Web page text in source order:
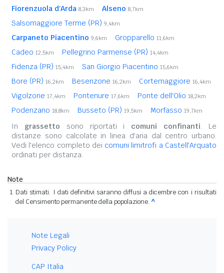
Fiorenzuola d'Arda 8,3km Alseno 8,7km
Salsomaggiore Terme (PR) 9,4km
Carpaneto Piacentino 9,6km Gropparello 11,6km
Cadeo 12,5km Pellegrino Parmense (PR) 14,4km
Fidenza (PR) 15,4km San Giorgio Piacentino 15,6km
Bore (PR) 16,2km Besenzone 16,2km Cortemaggiore 16,4km
Vigolzone 17,4km Pontenure 17,6km Ponte dell'Olio 18,2km
Podenzano 18,8km Busseto (PR) 19,5km Morfasso 19,7km
In grassetto sono riportati i comuni confinanti. Le
distanze sono calcolate in linea d'aria dal centro urbano.
Vedi l'elenco completo dei comuni limitrofi a Castell'Arquato
ordinati per distanza.
Note
Dati stimati. I dati definitivi saranno diffusi a dicembre con i risultati
del Censimento permanente della popolazione. ^
Note Legali
Privacy Policy
CAP Italia